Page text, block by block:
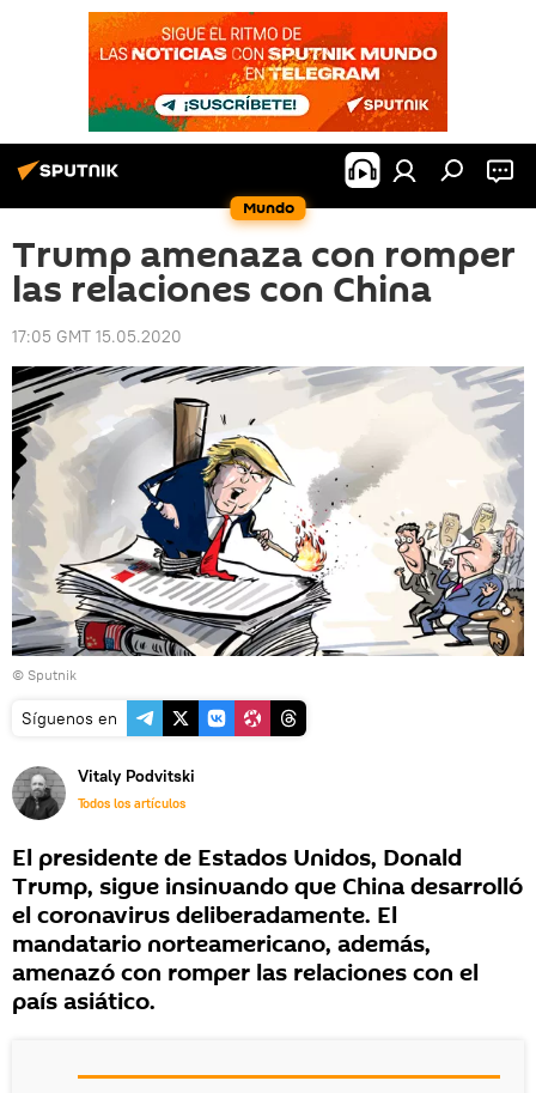
Mundo
Trump amenaza con romper
las relaciones con China
17:05 GMT 15.05.2020
© Sputnik
Síguenos en
Vitaly Podvitski
Todos los artículos
El presidente de Estados Unidos, Donald
Trump, sigue insinuando que China desarrolló
el coronavirus deliberadamente. El
mandatario norteamericano, además,
amenazó con romper las relaciones con el
país asiático.